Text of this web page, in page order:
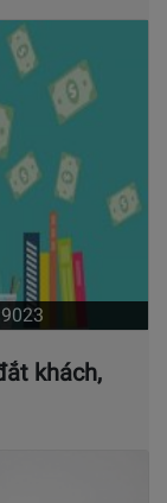
9023
khách,